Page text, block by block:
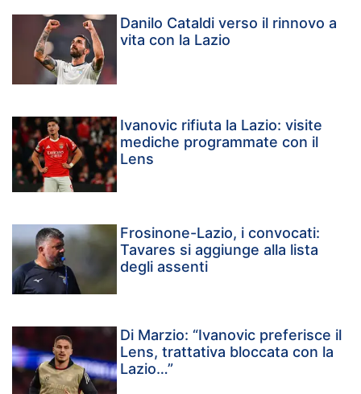
Danilo Cataldi verso il rinnovo a
vita con la Lazio
Ivanovic rifiuta la Lazio: visite
mediche programmate con il
Lens
Frosinone-Lazio, i convocati:
Tavares si aggiunge alla lista
degli assenti
Di Marzio: “Ivanovic preferisce il
Lens, trattativa bloccata con la
Lazio…”